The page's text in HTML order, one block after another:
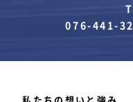
076-441-